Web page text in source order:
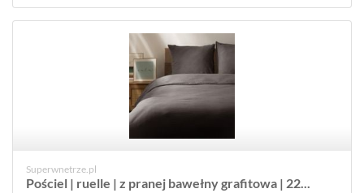
Superwnetrze.pl
Pościel | ruelle | z pranej bawełny grafitowa | 22...